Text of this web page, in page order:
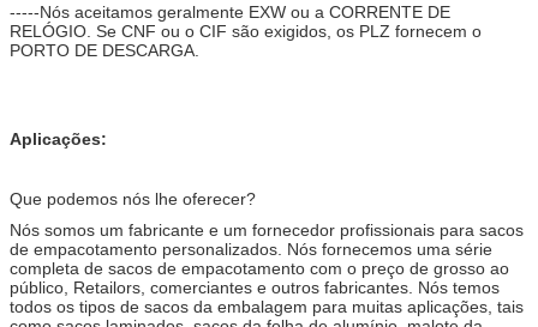
-----Nós aceitamos geralmente EXW ou a CORRENTE DE
RELÓGIO. Se CNF ou o CIF são exigidos, os PLZ fornecem o
PORTO DE DESCARGA.
Aplicações:
Que podemos nós lhe oferecer?
Nós somos um fabricante e um fornecedor profissionais para sacos
de empacotamento personalizados. Nós fornecemos uma série
completa de sacos de empacotamento com o preço de grosso ao
público, Retailors, comerciantes e outros fabricantes. Nós temos
todos os tipos de sacos da embalagem para muitas aplicações, tais